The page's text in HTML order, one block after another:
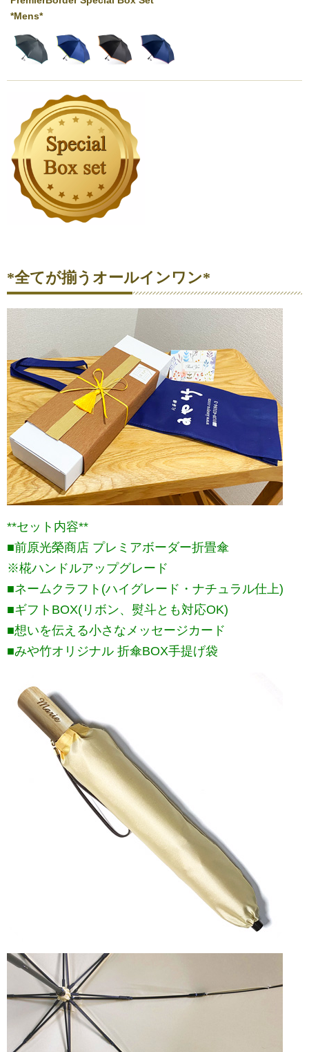
*Mens*
*全てが揃うオールインワン*
**セット内容**
■前原光榮商店 プレミアボーダー折畳傘
※椛ハンドルアップグレード
■ネームクラフト(ハイグレード・ナチュラル仕上)
■ギフトBOX(リボン、熨斗とも対応OK)
■想いを伝える小さなメッセージカード
■みや竹オリジナル 折傘BOX手提げ袋